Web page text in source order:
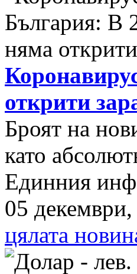
открити
Броят на
като
Единния
05
цялата